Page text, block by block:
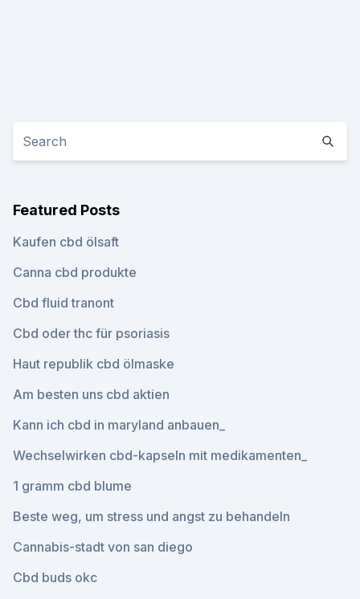
Featured Posts
Kaufen cbd ölsaft
Canna cbd produkte
Cbd fluid tranont
Cbd oder thc für psoriasis
Haut republik cbd ölmaske
Am besten uns cbd aktien
Kann ich cbd in maryland anbauen_
Wechselwirken cbd-kapseln mit medikamenten_
1 gramm cbd blume
Beste weg, um stress und angst zu behandeln
Cannabis-stadt von san diego
Cbd buds okc